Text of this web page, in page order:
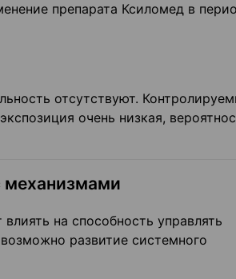
препарата Ксиломед в
отсутствуют.
очень низкая,
механизмами
на способность управлять
развитие системного